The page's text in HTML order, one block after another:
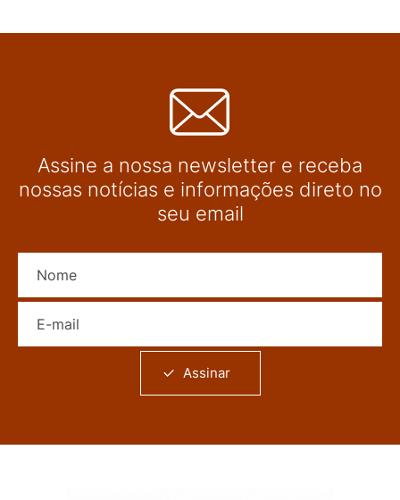
Assine a nossa newsletter e receba
nossas notícias e informações direto no
seu email
Assinar